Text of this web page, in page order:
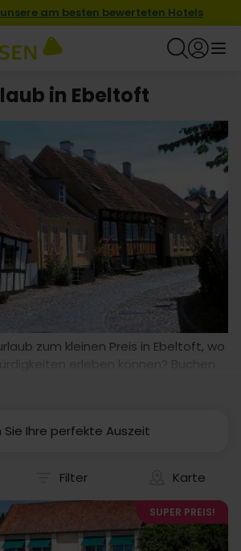
am besten bewerteten Hotels
in Ebeltoft
zum kleinen Preis in Ebeltoft, wo
erleben können? Buchen
in einem von unseren vielen Hotels.
in Ebeltoft- mit eigener Anreise.
Sie Ihre perfekte Auszeit
Filter Karte
SUPER PREIS!